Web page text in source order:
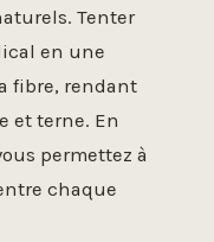
Tenter
en une
fibre, rendant
et terne. En
permettez à
chaque